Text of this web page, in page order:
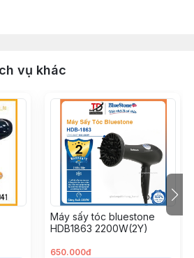
vụ khác
Máy sấy tóc bluestone
HDB1863 2200W(2Y)
650.000đ